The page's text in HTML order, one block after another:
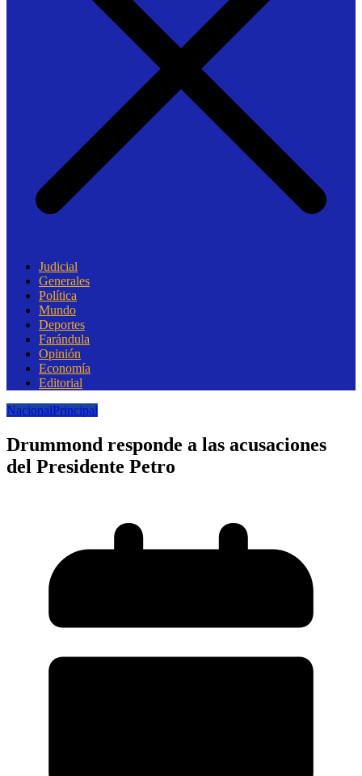
Judicial
Generales
Política
Mundo
Deportes
Farándula
Opinión
Economía
Editorial
NacionalPrincipal
Drummond responde a las acusaciones
del Presidente Petro